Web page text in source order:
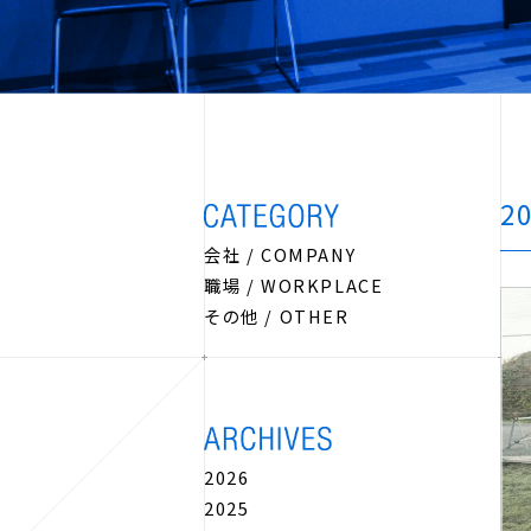
会社 / COMPANY
職場 / WORKPLACE
その他 / OTHER
2026
2025